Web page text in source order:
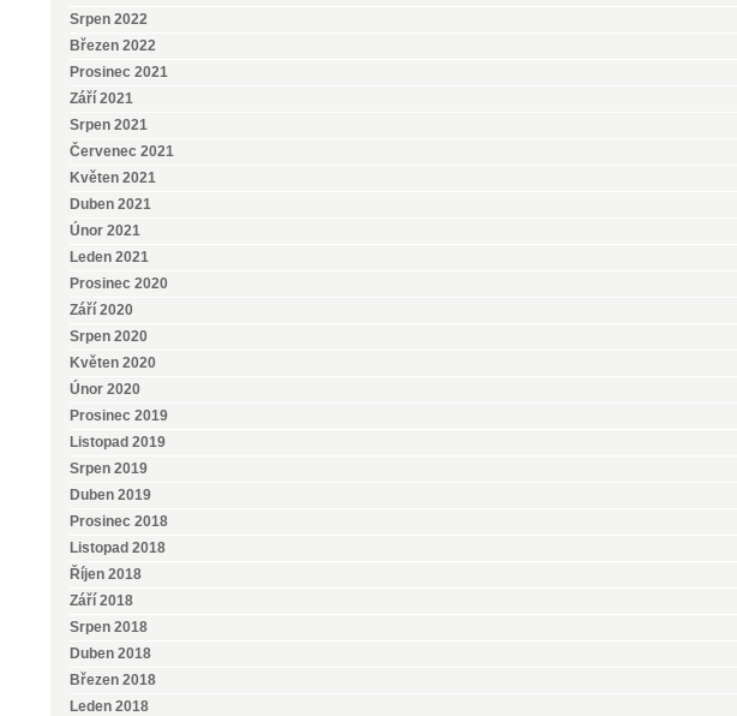
Srpen 2022
Březen 2022
Prosinec 2021
Září 2021
Srpen 2021
Červenec 2021
Květen 2021
Duben 2021
Únor 2021
Leden 2021
Prosinec 2020
Září 2020
Srpen 2020
Květen 2020
Únor 2020
Prosinec 2019
Listopad 2019
Srpen 2019
Duben 2019
Prosinec 2018
Listopad 2018
Říjen 2018
Září 2018
Srpen 2018
Duben 2018
Březen 2018
Leden 2018